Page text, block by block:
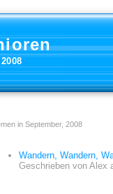
in September, 2008
Wandern, Wandern,
Geschrieben von Alex